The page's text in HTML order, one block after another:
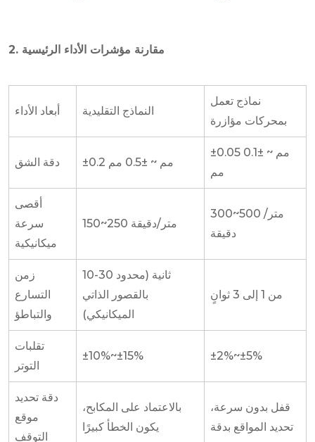
2. مقارنة مؤشرات الأداء الرئيسية
أبعاد الأداء النماذج التقليدية
نماذج تعمل
بمحركات مؤازرة
دقة الشق ±0.2 مم ~ ±0.5 مم
±0.05 مم ~ ±0.1
مم
أقصى
سرعة
ميكانيكية
150~250 متر/دقيقة
300~500 متر/
دقيقة
زمن
التسارع
والتباطؤ
10-30 ثانية (محدود
بالقصور الذاتي
الميكانيكي)
من 1 إلى 3 ثوانٍ
تقلبات
التوتر
±10%~±15% ±2%~±5%
دقة تحديد
موقع
التوقف
بالاعتماد على المكابح،
يكون الخطأ كبيرًا
قفل بدون سرعة،
تحديد المواقع بدقة